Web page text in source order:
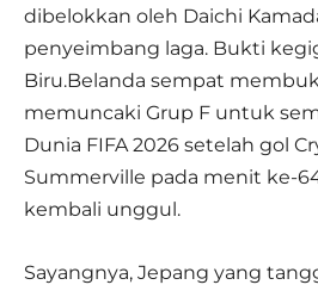
dibelokkan oleh Daichi
penyeimbang laga. Bukti
Biru.Belanda sempat
memuncaki Grup F untuk
Dunia FIFA 2026 setelah gol
Summerville pada menit ke-
kembali unggul.
Sayangnya, Jepang yang